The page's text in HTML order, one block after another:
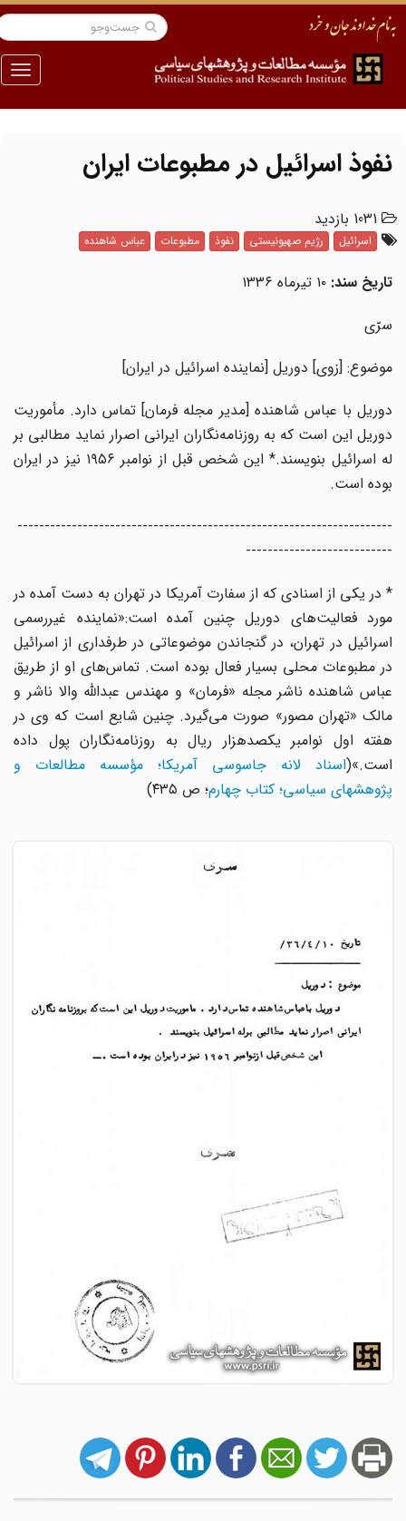
منو
نفوذ اسرائیل در مطبوعات ایران
1031 بازدید
اسرائیل رژیم صهیونیستی نفوذ مطبوعات عباس شاهنده
تاریخ سند:۱۰ تیرماه ۱۳۳۶
سرّی
موضوع: [زوی] دوریل [نماینده اسرائیل در ایران]
دوریل با عباس شاهنده [مدیر مجله فرمان] تماس دارد. مأموریت
دوریل این است که به روزنامه‌نگاران ایرانی اصرار نماید مطالبی بر
له اسرائیل بنویسند.* این شخص قبل از نوامبر ۱۹۵۶ نیز در ایران
بوده است.
---------------------------------------------------------------------
---------------------------
* در یکی از اسنادی که از سفارت آمریکا در تهران به دست آمده در
مورد فعالیت‌های دوریل چنین آمده است:«نماینده غیررسمی
اسرائیل در تهران، در گنجاندن موضوعاتی در طرفداری از اسرائیل
در مطبوعات محلی بسیار فعال بوده است. تماس‌های او از طریق
عباس شاهنده ناشر مجله «فرمان» و مهندس عبدالله والا ناشر و
مالک «تهران مصور» صورت می‌گیرد. چنین شایع است که وی در
هفته اول نوامبر یکصدهزار ریال به روزنامه‌نگاران پول داده
است.»(اسناد لانه جاسوسی آمریکا؛ مؤسسه مطالعات و
پژوهشهای سیاسی؛ کتاب چهارم؛ ص ۴۳۵)